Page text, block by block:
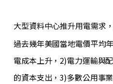
大型資料中心推升用電需求
過去幾年美國當地電價平均
電成本上升，2)電力運輸與
的資本支出，3)多數公用事